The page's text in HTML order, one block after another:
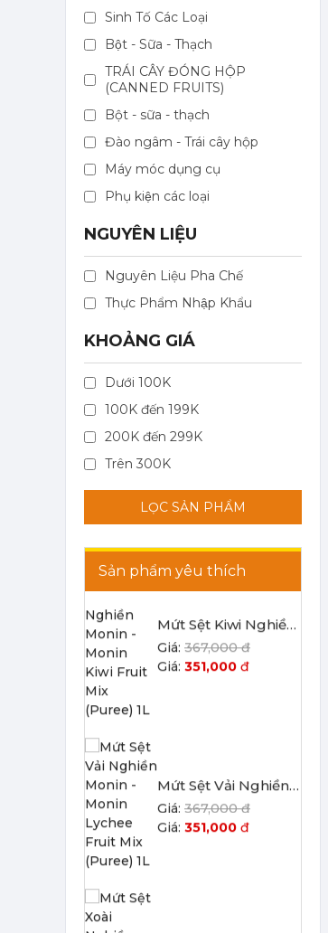
Sinh Tố Các Loại
Bột - Sữa - Thạch
TRÁI CÂY ĐÓNG HỘP
(CANNED FRUITS)
Bột - sữa - thạch
Đào ngâm - Trái cây hộp
Máy móc dụng cụ
Phụ kiện các loại
NGUYÊN LIỆU
Nguyên Liệu Pha Chế
Thực Phẩm Nhập Khẩu
KHOẢNG GIÁ
Dưới 100K
100K đến 199K
200K đến 299K
Trên 300K
LỌC SẢN PHẨM
Sản phẩm yêu thích
367,000 đ
351,000
351,000đ
367,000 đ
351,000 đ
367,000 đ
351,000 đ